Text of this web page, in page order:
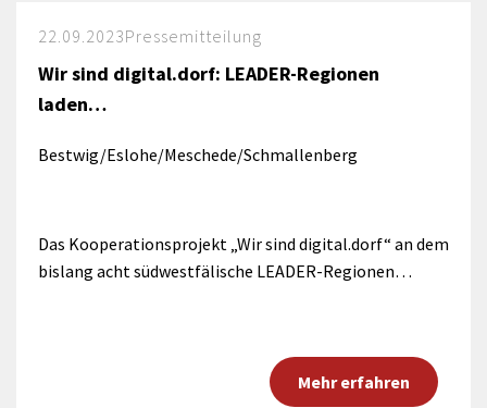
22.09.2023Pressemitteilung
Wir sind digital.dorf: LEADER-Regionen
laden…
Bestwig/Eslohe/Meschede/Schmallenberg
Das Kooperationsprojekt „Wir sind digital.dorf“ an dem
bislang acht südwestfälische LEADER-Regionen…
Mehr erfahren